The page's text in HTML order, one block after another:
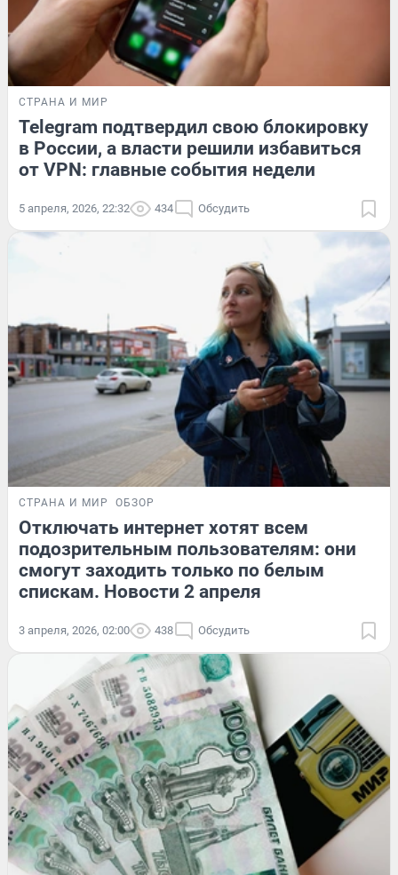
СТРАНА И МИР
Telegram подтвердил свою блокировку
в России, а власти решили избавиться
от VPN: главные события недели
5 апреля, 2026, 22:32 434 Обсудить
СТРАНА И МИР ОБЗОР
Отключать интернет хотят всем
подозрительным пользователям: они
смогут заходить только по белым
спискам. Новости 2 апреля
3 апреля, 2026, 02:00 438 Обсудить